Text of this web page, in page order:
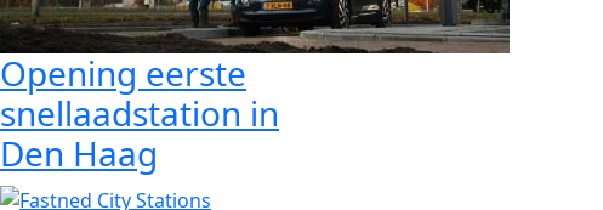
Opening eerste
snellaadstation in
Den Haag